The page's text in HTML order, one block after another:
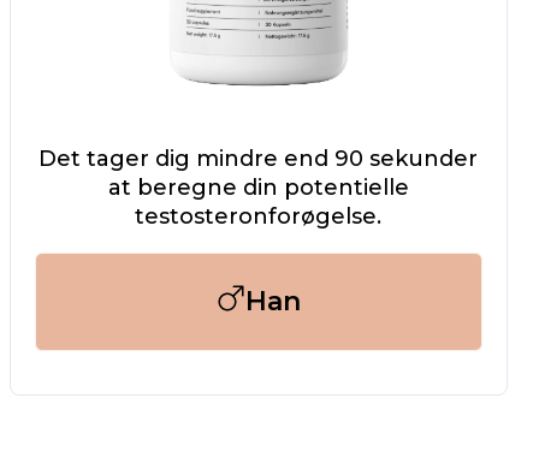
Det tager dig mindre end 90 sekunder
at beregne din potentielle
testosteronforøgelse.
Han